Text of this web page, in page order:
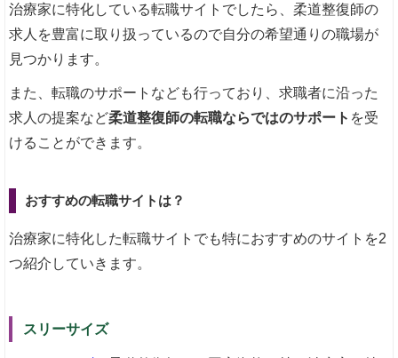
治療家に特化している転職サイトでしたら、柔道整復師の
求人を豊富に取り扱っているので自分の希望通りの職場が
見つかります。
また、転職のサポートなども行っており、求職者に沿った
求人の提案など柔道整復師の転職ならではのサポート を受
けることができます。
おすすめの転職サイトは？
治療家に特化した転職サイトでも特におすすめのサイトを2
つ紹介していきます。
スリーサイズ